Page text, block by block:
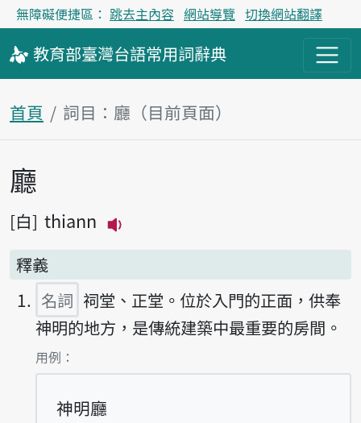
無障礙便捷區： 跳去主內容 網站導覽 切換網站翻譯
教育部臺灣台語常用詞辭典
首頁 詞目：廳（目前頁面）
主內容區塊
廳
白 thiann
釋義
名詞 祠堂、正堂。位於入門的正面，供奉
神明的地方，是傳統建築中最重要的房間。
第1項釋義的
用例：
神明廳